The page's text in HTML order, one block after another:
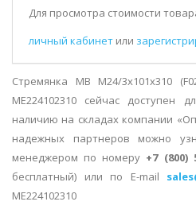
Для просмотра стоимости
личный кабинет или
Стремянка MB M24/3x101x310
ME224102310 сейчас доступен
наличию на складах компании
надежных партнеров можно
менеджером по номеру +7 (800)
бесплатный) или по E-mail
ME224102310